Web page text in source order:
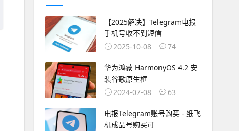
【2025解决】Telegram电报
手机号收不到短信
2025-10-08
74
华为鸿蒙 HarmonyOS 4.2 安
装谷歌原生框
2024-07-08
63
电报Telegram账号购买 - 纸飞
机成品号购买可